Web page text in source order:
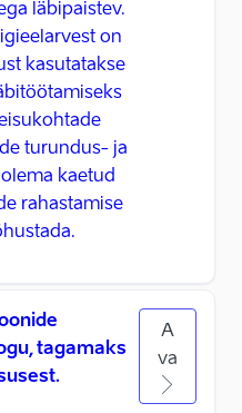
läbipaistev.
on
kasutatakse
turundus- ja
kaetud
rahastamise
tagamaks
A
va